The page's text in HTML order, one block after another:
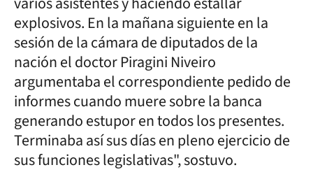
explosivos. En la mañana siguiente en la
sesión de la cámara de diputados de la
nación el doctor Piragini Niveiro
argumentaba el correspondiente pedido de
informes cuando muere sobre la banca
generando estupor en todos los presentes.
Terminaba así sus días en pleno ejercicio de
sus funciones legislativas", sostuvo.